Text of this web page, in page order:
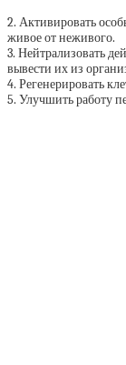
2. Активировать
живое от неживого.
3. Нейтрализовать
вывести их из
4. Регенерировать
5. Улучшить работу